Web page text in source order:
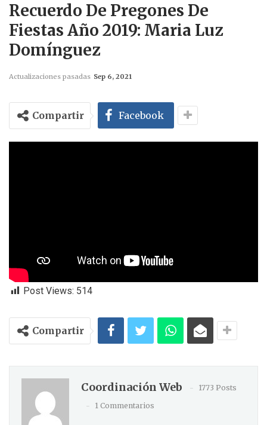
Recuerdo De Pregones De
Fiestas Año 2019: Maria Luz
Domínguez
Actualizaciones pasadas Sep 6, 2021
Compartir Facebook
Post Views: 514
Compartir
Coordinación Web
1773 Posts
1 Commentarios